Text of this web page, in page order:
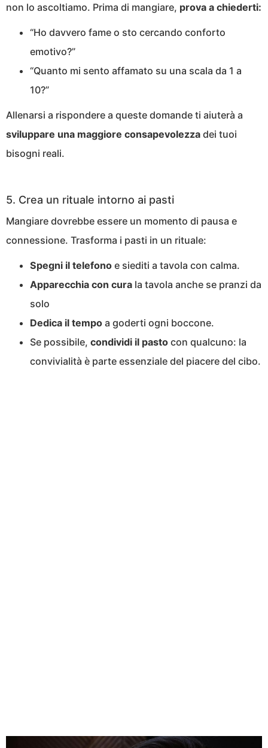
non lo ascoltiamo. Prima di mangiare, prova a chiederti:
“Ho davvero fame o sto cercando conforto
emotivo?”
“Quanto mi sento affamato su una scala da 1 a
10?”
Allenarsi a rispondere a queste domande ti aiuterà a
sviluppare una maggiore consapevolezza dei tuoi
bisogni reali.
5. Crea un rituale intorno ai pasti
Mangiare dovrebbe essere un momento di pausa e
connessione. Trasforma i pasti in un rituale:
Spegni il telefono e siediti a tavola con calma.
Apparecchia con cura la tavola anche se pranzi da
solo
Dedica il tempo a goderti ogni boccone.
Se possibile, condividi il pasto con qualcuno: la
convivialità è parte essenziale del piacere del cibo.